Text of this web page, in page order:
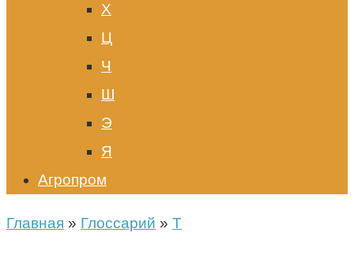
Х
Ц
Ч
Ш
Э
Я
Агропром
Главная » Глоссарий » Т